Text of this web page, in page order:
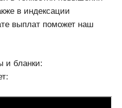
в индексации
выплат поможет наш
и бланки: